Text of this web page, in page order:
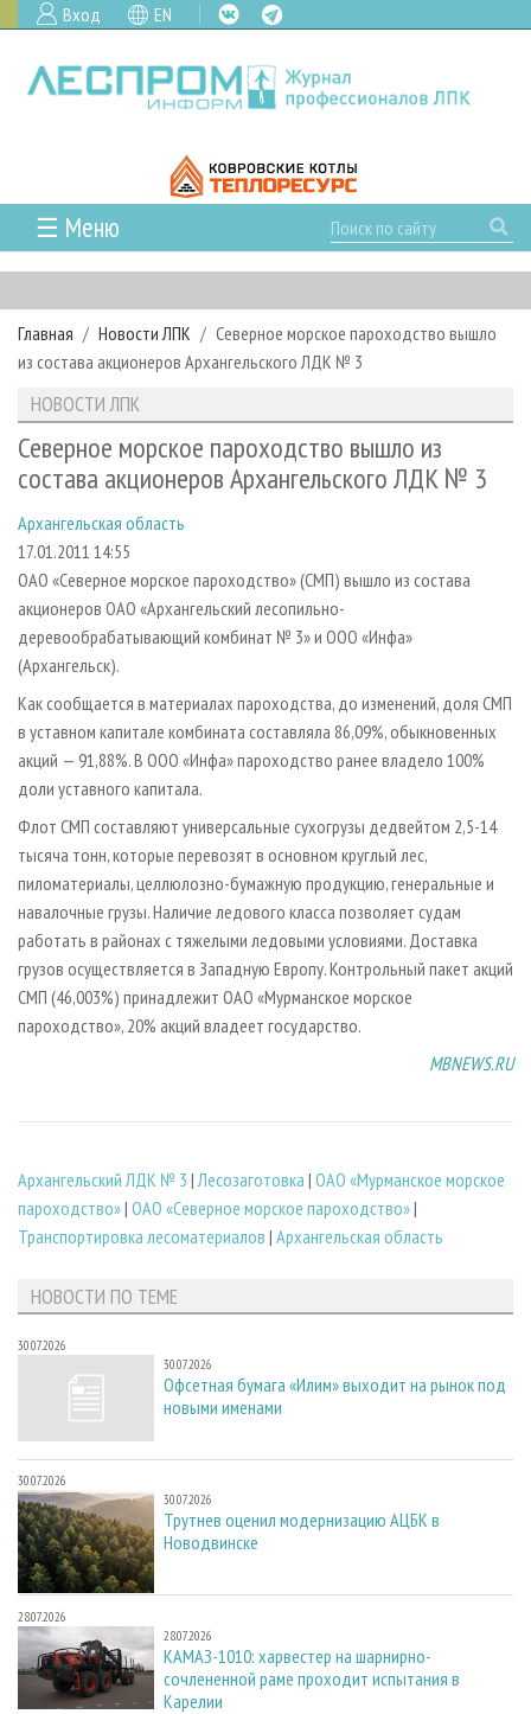
Вход EN
☰ Меню
ГЛАВНАЯ
РУБРИКИ И ТЕМЫ
РУБРИКИ ЖУРНАЛА
ЛЕСОЗАГОТОВКА
ЛЕСОПИЛЕНИЕ
СУШКА ДРЕВЕСИНЫ
ПРОИЗВОДСТВО ДРЕВЕСНЫХ ПЛИТ
ДЕРЕВЯННОЕ ДОМОСТРОЕНИЕ
ПРОИЗВОДСТВО МЕБЕЛИ
БИОЭНЕРГЕТИКА
ЦБП
ИНСТРУМЕНТ И МАТЕРИАЛЫ
НОВОСТИ
НОВОСТИ ЛПК
НОВОСТИ ЖУРНАЛА
ПРОЕКТЫ ЛПИ
АНАЛИТИКА
ПРЕДПРИЯТИЯ ЛПК
ПЕРСОНЫ
МОБИЛЬНЫЕ ВЫСТАВКИ
ОФИЦИАЛЬНЫЕ ДЕЛЕГАЦИИ
ПРИОРИТЕТНЫЕ ИНВЕСТПРОЕКТЫ
RUSSIAN FORESTRY REVIEW
ГАЗЕТА ЛЕСПРОМФОРУМ
БИБЛИОТЕКА СПЕЦИАЛИСТА
АРХИВ ЖУРНАЛОВ
О ЖУРНАЛЕ
ПОДПИСКА
КОНТАКТЫ
РЕКЛАМОДАТЕЛЯМ
РЕКЛАМА
РЕКЛАМА НА САЙТЕ
Главная Новости ЛПК
Северное морское пароходство вышло
из состава акционеров Архангельского ЛДК № 3
НОВОСТИ ЛПК
Северное морское пароходство вышло из
состава акционеров Архангельского ЛДК № 3
Архангельская область
17.01.2011 14:55
ОАО «Северное морское пароходство» (СМП) вышло из состава
акционеров ОАО «Архангельский лесопильно-
деревообрабатывающий комбинат № 3» и ООО «Инфа»
(Архангельск).
Как сообщается в материалах пароходства, до изменений, доля СМП
в уставном капитале комбината составляла 86,09%, обыкновенных
акций — 91,88%. В ООО «Инфа» пароходство ранее владело 100%
доли уставного капитала.
Флот СМП составляют универсальные сухогрузы дедвейтом 2,5-14
тысяча тонн, которые перевозят в основном круглый лес,
пиломатериалы, целлюлозно-бумажную продукцию, генеральные и
навалочные грузы. Наличие ледового класса позволяет судам
работать в районах с тяжелыми ледовыми условиями. Доставка
грузов осуществляется в Западную Европу. Контрольный пакет акций
СМП (46,003%) принадлежит ОАО «Мурманское морское
пароходство», 20% акций владеет государство.
MBNEWS.RU
Архангельский ЛДК № 3 |Лесозаготовка | ОАО «Мурманское морское
пароходство»| ОАО «Северное морское пароходство»|
Транспортировка лесоматериалов | Архангельская область
НОВОСТИ ПО ТЕМЕ
30.07.2026
30.07.2026
Офсетная бумага «Илим» выходит на рынок под
новыми именами
30.07.2026
30.07.2026
Трутнев оценил модернизацию АЦБК в
Новодвинске
28.07.2026
28.07.2026
КАМАЗ-1010: харвестер на шарнирно-
сочлененной раме проходит испытания в
Карелии